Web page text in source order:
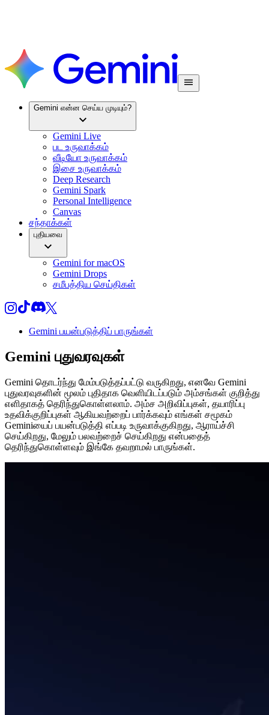
Gemini என்ன செய்ய முடியும்?
Gemini Live
பட உருவாக்கம்
வீடியோ உருவாக்கம்
இசை உருவாக்கம்
Deep Research
Gemini Spark
Personal Intelligence
Canvas
சந்தாக்கள்
புதியவை
Gemini for macOS
Gemini Drops
சமீபத்திய செய்திகள்
Gemini பயன்படுத்திப் பாருங்கள்
Gemini புதுவரவுகள்
Gemini தொடர்ந்து மேம்படுத்தப்பட்டு வருகிறது, எனவே Gemini
புதுவரவுகளின் மூலம் புதிதாக வெளியிடப்படும் அம்சங்கள் குறித்து
எளிதாகத் தெரிந்துகொள்ளலாம். அம்ச அறிவிப்புகள், தயாரிப்பு
உதவிக்குறிப்புகள் ஆகியவற்றைப் பார்க்கவும் எங்கள் சமூகம்
Geminiயைப் பயன்படுத்தி எப்படி உருவாக்குகிறது, ஆராய்ச்சி
செய்கிறது, மேலும் பலவற்றைச் செய்கிறது என்பதைத்
தெரிந்துகொள்ளவும் இங்கே தவறாமல் பாருங்கள்.